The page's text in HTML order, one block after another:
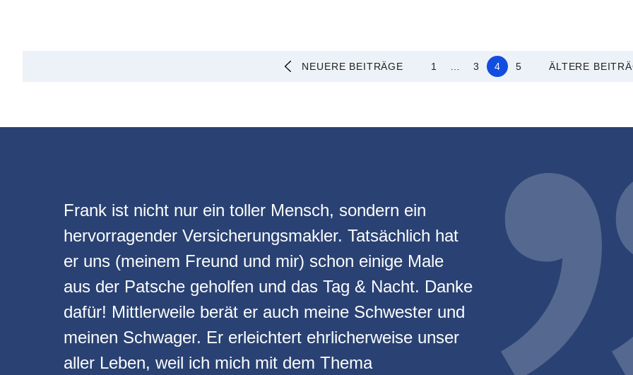
Beiträge
NEUERE BEITRÄGE 1 3 4 5 ÄLTERE
Frank ist nicht nur ein toller Mensch, sondern ein
hervorragender Versicherungsmakler. Tatsächlich hat
er uns (meinem Freund und mir) schon einige Male
aus der Patsche geholfen und das Tag & Nacht. Danke
dafür! Mittlerweile berät er auch meine Schwester und
meinen Schwager. Er erleichtert ehrlicherweise unser
aller Leben, weil ich mich mit dem Thema